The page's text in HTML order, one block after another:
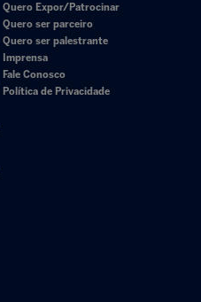
Quero Expor/Patrocinar
Quero ser parceiro
Quero ser palestrante
Imprensa
Fale Conosco
Política de Privacidade